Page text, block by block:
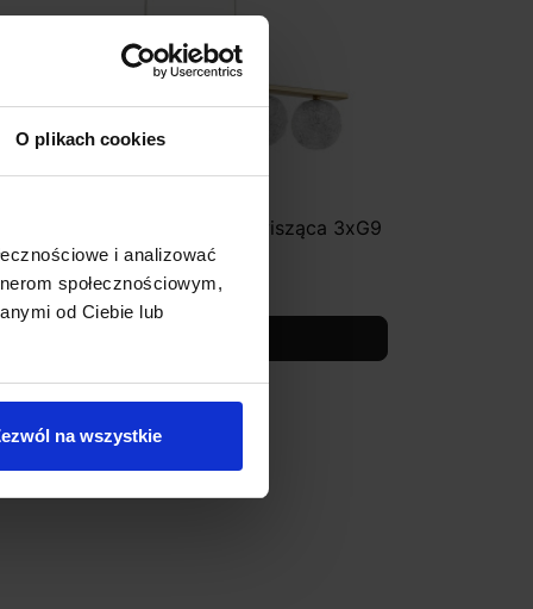
O plikach cookies
i analizować
społecznościowym,
od Ciebie lub
na wszystkie
PASTO LE41739 złota wisząca 3xG9
020,00 zł